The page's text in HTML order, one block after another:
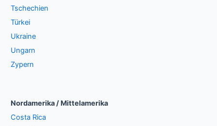
Tschechien
Türkei
Ukraine
Ungarn
Zypern
Nordamerika / Mittelamerika
Costa Rica